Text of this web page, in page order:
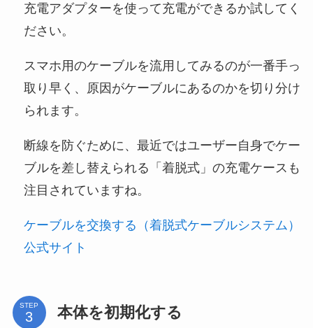
充電アダプターを使って充電ができるか試してく
ださい。
スマホ用のケーブルを流用してみるのが一番手っ
取り早く、原因がケーブルにあるのかを切り分け
られます。
断線を防ぐために、最近ではユーザー自身でケー
ブルを差し替えられる「着脱式」の充電ケースも
注目されていますね。
ケーブルを交換する（着脱式ケーブルシステム）
公式サイト
STEP 本体を初期化する